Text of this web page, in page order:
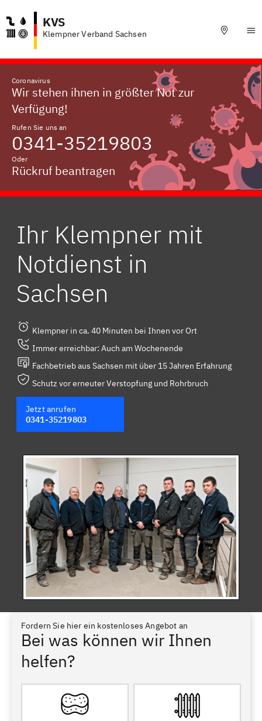
KVS
Klempner Verband Sachsen
Coronavirus
Wir stehen ihnen in größter Not zur
Verfügung!
Rufen Sie uns an
0341-35219803
Oder
Rückruf beantragen
Ihr Klempner mit
Notdienst in
Sachsen
Klempner in ca. 40 Minuten bei Ihnen vor Ort
Immer erreichbar: Auch am Wochenende
Fachbetrieb aus Sachsen mit über 15 Jahren Erfahrung
Schutz vor erneuter Verstopfung und Rohrbruch
Jetzt anrufen
0341-35219803
Fordern Sie hier ein kostenloses Angebot an
Bei was können wir Ihnen
helfen?